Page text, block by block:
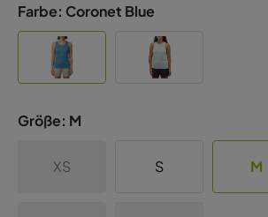
Farbe: Coronet Blue
Größe: M
XS S M